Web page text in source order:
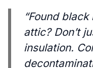
“Found
attic? Don’t
insulation.